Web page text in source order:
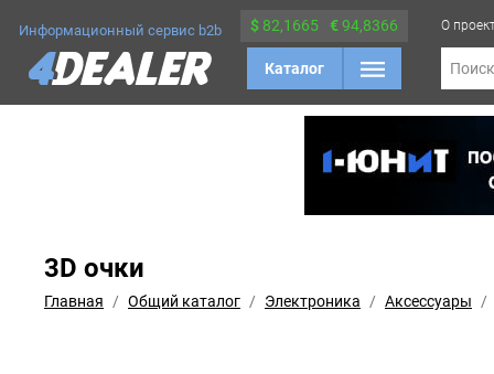
Информационный сервис b2b $ 82,1665 €94,8366
Каталог
О
Поиск
3D очки
Главная Общий каталог Электроника Аксессуары